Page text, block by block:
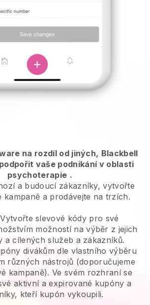
na rozdíl od jiných, Blackbell
vaše podnikání v oblasti
psychoterapie .
a budoucí zákazníky, vytvořte
kampaně a prodávejte na trzích.
slevové kódy pro své
možností na výběr z jejich
a cílených služeb a zákazníků.
divákům dle vlastního výběru
různých nástrojů (doporučujeme
kampaně). Ve svém rozhraní se
aktivní a expirované kupóny a
kteří kupón vykoupili.